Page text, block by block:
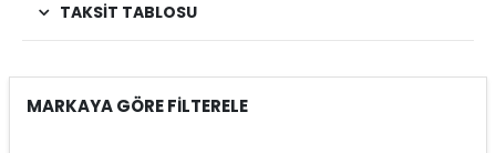
TAKSIT TABLOSU
MARKAYA GÖRE FİLTERELE